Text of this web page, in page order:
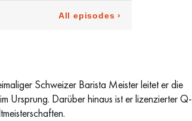
Schweizer Barista Meister leitet er die
Ursprung. Darüber hinaus ist er lizenzierter Q-